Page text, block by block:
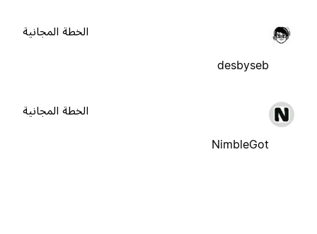
desbyseb
الخطة المجانية
NimbleGot
الخطة المجانية